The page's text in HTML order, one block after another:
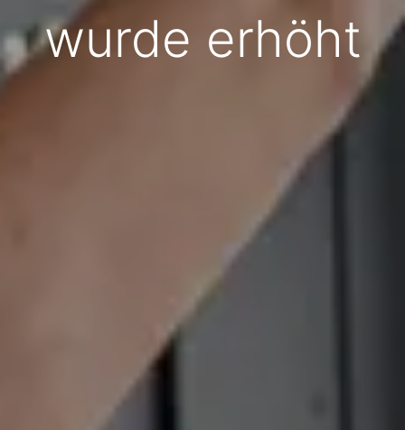
wurde erhöht